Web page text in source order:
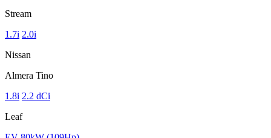
Stream
1.7i 2.0i
Nissan
Almera Tino
1.8i 2.2 dCi
Leaf